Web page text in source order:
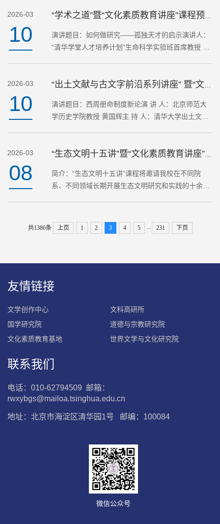
践，分析生态文…
2026-03
10
演讲题目：如何做研究——孤独天才的启示演讲人：
“清华学堂人才培养计划”生命科学实验班首席教授 时
清华大学钱塘…
2026-03
10
演讲题目：西周册命制度新论演 讲 人：北京师范大
学历史学院教授 黄国辉主 持 人：清华大学出土文献
主办单位：清华…
2026-03
08
简介：“生态文明十五讲”课程将邀请我校在不同院
系、不同领域长期开展生态文明研究和实践的十余位
建设实践，分析…
共1386条 上页 1 2 3 4 5 ... 231 下页
友情链接
文学创作中心
文科高研所
国学研究院
道德与宗教研究院
文化素质教育基地
世界文学与文化研究院
联系我们
电话：010-62794509 邮箱：
rwxybgs@mailoa.tsinghua.edu.cn
地址：北京市海淀区清华园1号 邮编：100084
微信公众号